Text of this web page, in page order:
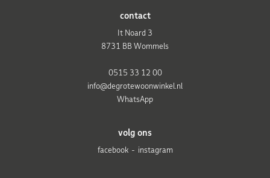
volg ons
facebook
instagram
contact
It Noard 3
8731 BB Wommels
0515 33 12 00
info@degrotewoonwinkel.nl
WhatsApp